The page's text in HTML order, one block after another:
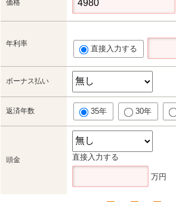
価格
年利率
直接入力する
ボーナス払い
返済年数 35年 30年
頭金 直接入力する
万円